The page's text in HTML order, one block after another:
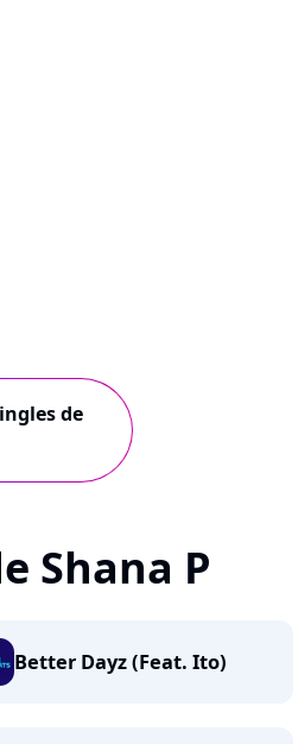
de
Shana P
Better Dayz (Feat. Ito)